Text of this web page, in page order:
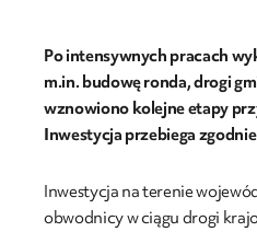
Po intensywnych pracach
m.in. budowę ronda, drogi
wznowiono kolejne etapy
Inwestycja przebiega
Inwestycja na terenie
obwodnicy w ciągu drogi